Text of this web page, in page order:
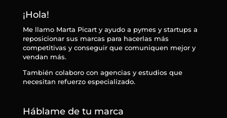
¡Hola!
Me llamo Marta Picart y ayudo a pymes y startups a
reposicionar sus marcas para hacerlas más
competitivas y conseguir que comuniquen mejor y
vendan más.
También colaboro con agencias y estudios que
necesitan refuerzo especializado.
Háblame de tu marca